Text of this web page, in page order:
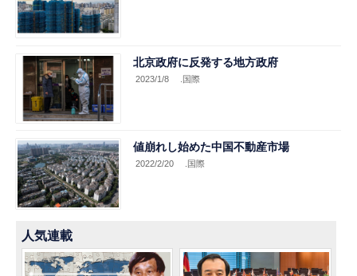
北京政府に反発する地方政府
2023/1/8 .国際
値崩れし始めた中国不動産市場
2022/2/20 .国際
人気連載